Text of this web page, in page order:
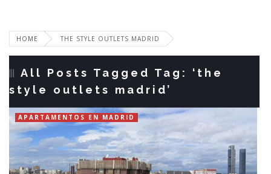
HOME THE STYLE OUTLETS MADRID
All Posts Tagged Tag: ‘the
style outlets madrid’
APARTAMENTOS EN MADRID